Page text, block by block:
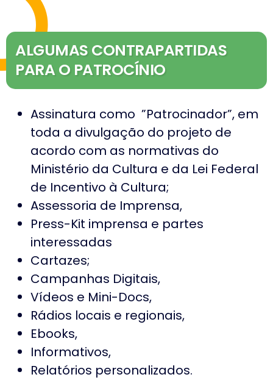
ALGUMAS CONTRAPARTIDAS
PARA O PATROCÍNIO
Assinatura como ”Patrocinador”, em
toda a divulgação do projeto de
acordo com as normativas do
Ministério da Cultura e da Lei Federal
de Incentivo à Cultura;
Assessoria de Imprensa,
Press-Kit imprensa e partes
interessadas
Cartazes;
Campanhas Digitais,
Vídeos e Mini-Docs,
Rádios locais e regionais,
Ebooks,
Informativos,
Relatórios personalizados.